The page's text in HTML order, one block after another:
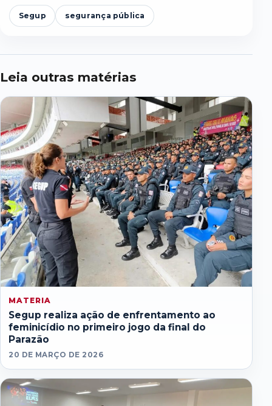
Segup segurança pública
Leia outras matérias
MATERIA
Segup realiza ação de enfrentamento ao
feminicídio no primeiro jogo da final do
Parazão
20 DE MARÇO DE 2026